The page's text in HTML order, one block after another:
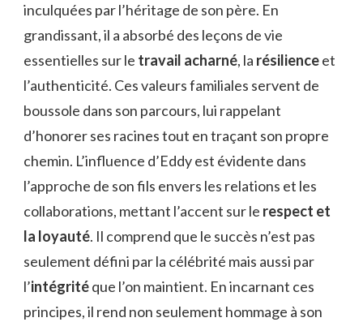
inculquées par l’héritage de son père. En
grandissant, il a absorbé des leçons de vie
essentielles sur le travail acharné, la résilienceet
l’authenticité. Ces valeurs familiales servent de
boussole dans son parcours, lui rappelant
d’honorer ses racines tout en traçant son propre
chemin. L’influence d’Eddy est évidente dans
l’approche de son fils envers les relations et les
collaborations, mettant l’accent sur le respect et
la loyauté. Il comprend que le succès n’est pas
seulement défini par la célébrité mais aussi par
l’intégritéque l’on maintient. En incarnant ces
principes, il rend non seulement hommage à son